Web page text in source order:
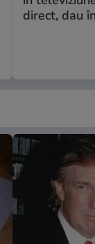
direct, dau